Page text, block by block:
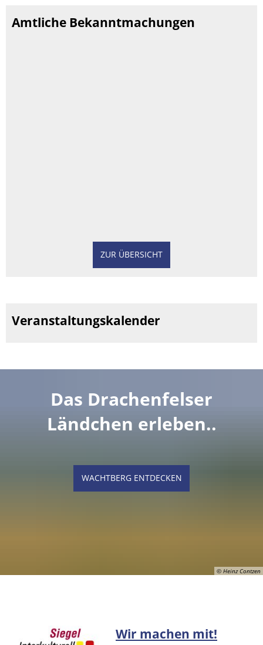
Amtliche Bekanntmachungen
ZUR ÜBERSICHT
Veranstaltungskalender
© Heinz Contzen
Das Drachenfelser
Ländchen erleben..
WACHTBERG ENTDECKEN
Wir machen mit!